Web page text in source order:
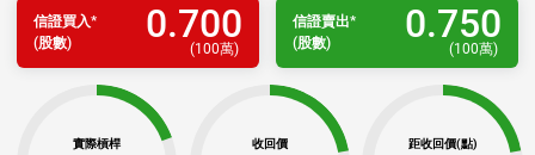
信證買入*
(股數)
0.700
(100萬)
信證賣出*
(股數)
0.750
(100萬)
實際槓桿 收回價 距收回價(點)